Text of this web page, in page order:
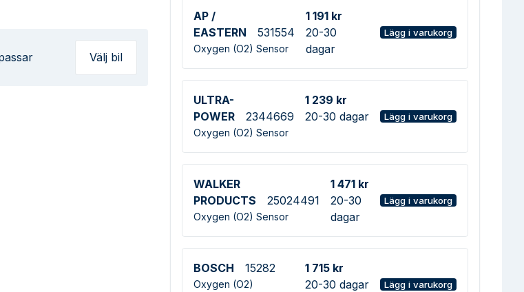
Välj bil
AP /
EASTERN
531554
Oxygen (O2) Sensor
1 191 kr
20-30
dagar
Lägg i varukorg
ULTRA-
POWER
2344669
Oxygen (O2) Sensor
1 239 kr
20-30 dagar
Lägg i varukorg
WALKER
PRODUCTS
25024491
Oxygen (O2) Sensor
1 471 kr
20-30
dagar
Lägg i varukorg
BOSCH 15282
Oxygen (O2)
1 715 kr
20-30 dagar
Lägg i varukorg